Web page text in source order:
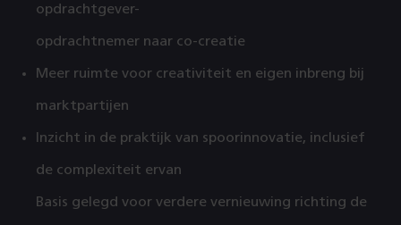
opdrachtgever-
opdrachtnemer naar co-creatie
Meer ruimte voor creativiteit en eigen inbreng bij
marktpartijen
Inzicht in de praktijk van spoorinnovatie, inclusief
de complexiteit ervan
Basis gelegd voor verdere vernieuwing richting de